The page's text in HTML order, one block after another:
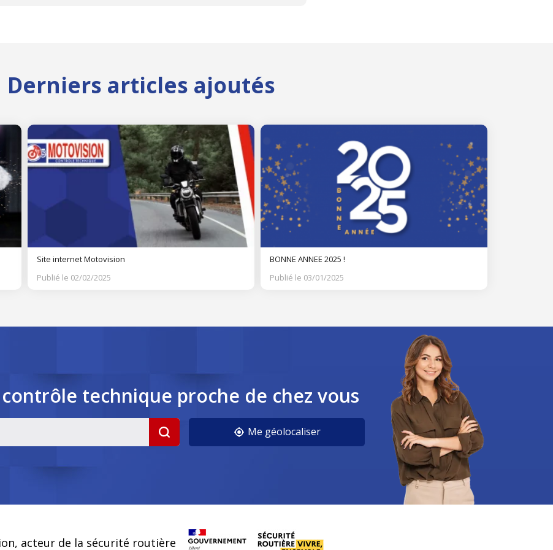
Derniers articles ajoutés
Site internet Motovision
Publié le 02/02/2025
BONNE ANNEE 2025 !
Publié le 03/01/2025
technique proche de chez vous
Me géolocaliser
acteur de la sécurité routière